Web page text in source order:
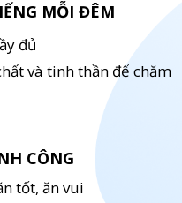
CÔNG
tốt, ăn vui
MỖI ĐÊM
đủ
và tinh thần để chăm